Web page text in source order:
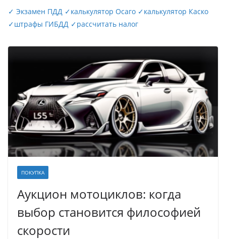
✓ Экзамен ПДД ✓калькулятор Осаго ✓калькулятор Каско
✓штрафы ГИБДД ✓рассчитать налог
ПОКУПКА
Аукцион мотоциклов: когда
выбор становится философией
скорости